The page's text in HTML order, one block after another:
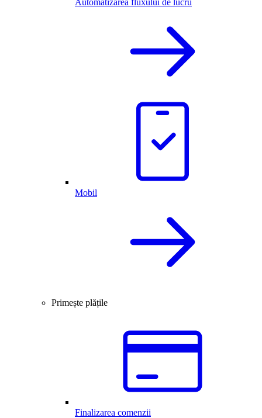
Automatizarea fluxului de lucru
Mobil
Primește plățile
Finalizarea comenzii